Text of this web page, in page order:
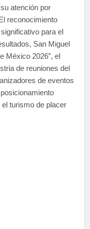
atención por
reconocimiento
para el
San Miguel
México 2026”, el
de reuniones del
de eventos
turismo de placer